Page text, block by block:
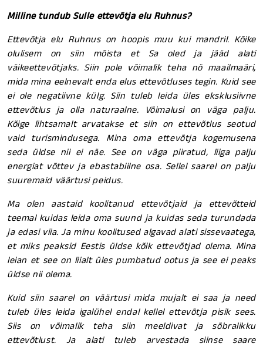
Milline tundub Sulle ettevõtja elu Ruhnus?
Ettevõtja elu Ruhnus on hoopis muu kui mandril. Kõike
olulisem on siin mõista et Sa oled ja jääd alati
väikeettevõtjaks. Siin pole võimalik teha nö maailmaäri,
mida mina eelnevalt enda elus ettevõtluses tegin. Kuid see
ei ole negatiivne külg. Siin tuleb leida üles eksklusiivne
ettevõtlus ja olla naturaalne. Võimalusi on väga palju.
Kõige lihtsamalt arvatakse et siin on ettevõtlus seotud
vaid turismindusega. Mina oma ettevõtja kogemusena
seda üldse nii ei näe. See on väga piiratud, liiga palju
energiat võttev ja ebastabiilne osa. Sellel saarel on palju
suuremaid väärtusi peidus.
Ma olen aastaid koolitanud ettevõtjaid ja ettevõtteid
teemal kuidas leida oma suund ja kuidas seda turundada
ja edasi viia. Ja minu koolitused algavad alati sissevaatega,
et miks peaksid Eestis üldse kõik ettevõtjad olema. Mina
leian et see on liialt üles pumbatud ootus ja see ei peaks
üldse nii olema.
Kuid siin saarel on väärtusi mida mujalt ei saa ja need
tuleb üles leida igalühel endal kellel ettevõtja pisik sees.
Siis on võimalik teha siin meeldivat ja sõbralikku
ettevõtlust. Ja alati tuleb arvestada siinse saare